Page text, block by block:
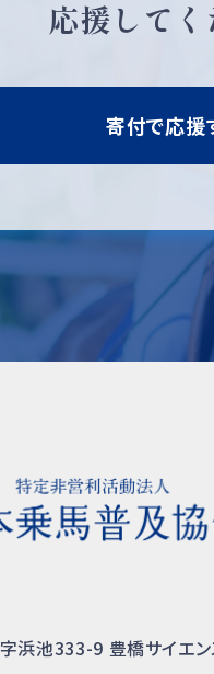
応援して
寄付で応援
浜池333-9 豊橋サイエ